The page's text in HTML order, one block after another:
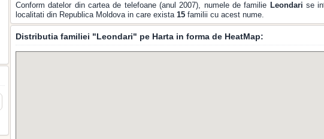
Conform datelor din cartea de telefoane (anul 2007), numele de familie Leondari se
localitati din Republica Moldova in care exista 15 familii cu acest nume.
Distributia familiei "Leondari" pe Harta in forma de HeatMap: